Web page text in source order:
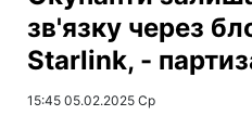
зв'язку через
Starlink, -
15:45 05.02.2025 Ср